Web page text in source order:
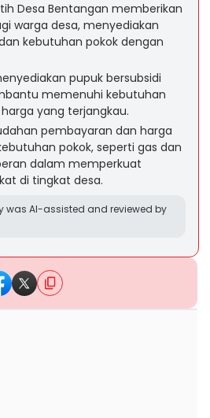
Desa Bentangan memberikan
warga desa, menyediakan
kebutuhan pokok dengan
pupuk bersubsidi
memenuhi kebutuhan
yang terjangkau.
pembayaran dan harga
pokok, seperti gas dan
dalam memperkuat
di tingkat desa.
was AI-assisted and reviewed by